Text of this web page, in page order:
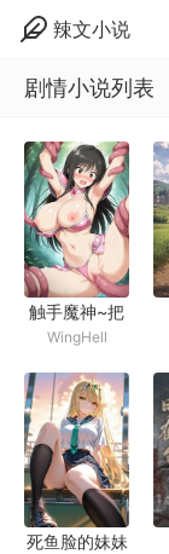
辣文小说
剧情小说列表
触手魔神~把
美少女们击败
当做性仆人的
触手怪生活~
WingHell
死鱼脸的妹妹